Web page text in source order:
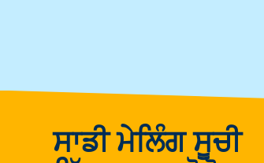
ਸਾਡੀ ਮੇਲਿੰਗ ਸੂਚੀ